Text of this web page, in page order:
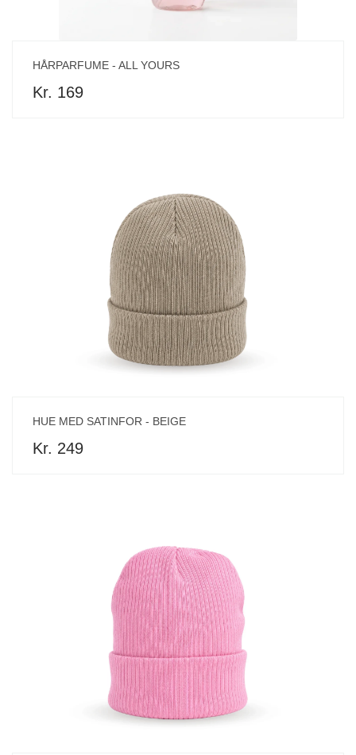
HÅRPARFUME - ALL YOURS
Kr. 169
HUE MED SATINFOR - BEIGE
Kr. 249